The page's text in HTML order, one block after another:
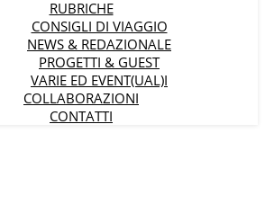
RUBRICHE
CONSIGLI DI VIAGGIO
NEWS & REDAZIONALE
PROGETTI & GUEST
VARIE ED EVENT(UAL)I
COLLABORAZIONI
CONTATTI